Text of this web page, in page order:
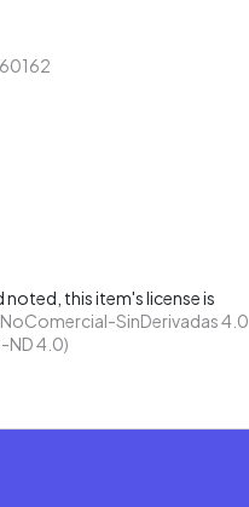
this item's license is
SinDerivadas 4.0
ND 4.0)